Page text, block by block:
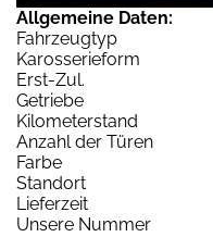
Allgemeine Daten:
Fahrzeugtyp
Karosserieform
Erst-Zul.
Getriebe
Kilometerstand
Anzahl der Türen
Farbe
Standort
Lieferzeit
Unsere Nummer